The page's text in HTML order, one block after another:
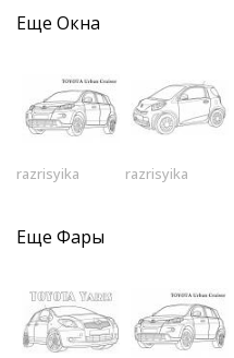
Еще Окна
razrisyika razrisyika
Еще Фары